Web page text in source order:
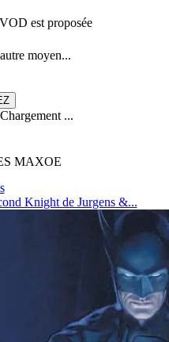
est proposée
moyen...
Chargement ...
MAXOE
Knight de Jurgens &...